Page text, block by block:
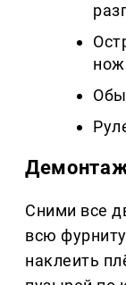
Сними все
всю
наклеить